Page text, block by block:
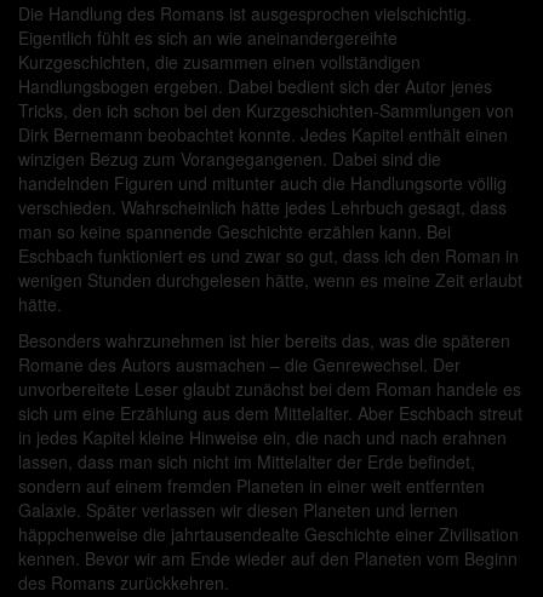
Die Handlung des Romans ist ausgesprochen vielschichtig.
Eigentlich fühlt es sich an wie aneinandergereihte
Kurzgeschichten, die zusammen einen vollständigen
Handlungsbogen ergeben. Dabei bedient sich der Autor jenes
Tricks, den ich schon bei den Kurzgeschichten-Sammlungen von
Dirk Bernemann beobachtet konnte. Jedes Kapitel enthält einen
winzigen Bezug zum Vorangegangenen. Dabei sind die
handelnden Figuren und mitunter auch die Handlungsorte völlig
verschieden. Wahrscheinlich hätte jedes Lehrbuch gesagt, dass
man so keine spannende Geschichte erzählen kann. Bei
Eschbach funktioniert es und zwar so gut, dass ich den Roman in
wenigen Stunden durchgelesen hätte, wenn es meine Zeit erlaubt
hätte.
Besonders wahrzunehmen ist hier bereits das, was die späteren
Romane des Autors ausmachen – die Genrewechsel. Der
unvorbereitete Leser glaubt zunächst bei dem Roman handele es
sich um eine Erzählung aus dem Mittelalter. Aber Eschbach streut
in jedes Kapitel kleine Hinweise ein, die nach und nach erahnen
lassen, dass man sich nicht im Mittelalter der Erde befindet,
sondern auf einem fremden Planeten in einer weit entfernten
Galaxie. Später verlassen wir diesen Planeten und lernen
häppchenweise die jahrtausendealte Geschichte einer Zivilisation
kennen. Bevor wir am Ende wieder auf den Planeten vom Beginn
des Romans zurückkehren.